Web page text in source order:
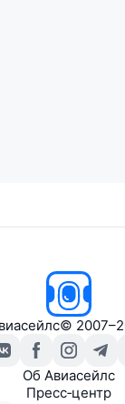
©
Об Авиасейлс
Пресс‑центр